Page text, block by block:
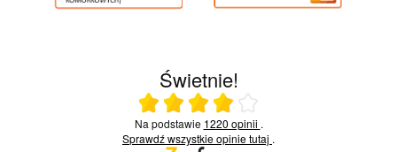
Świetnie!
Ocena średnia 4 na 5
Na podstawie 1220 opinii .
Sprawdź wszystkie opinietutaj .